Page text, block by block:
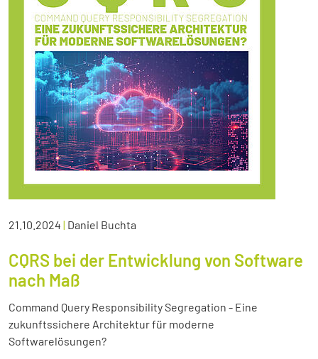
21.10.2024 | Daniel Buchta
CQRS bei der Entwicklung von Software
nach Maß
Command Query Responsibility Segregation - Eine
zukunftssichere Architektur für moderne
Softwarelösungen?